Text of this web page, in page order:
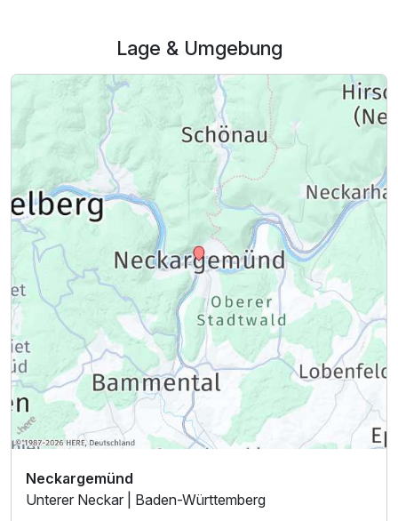
Lage & Umgebung
Neckargemünd
Unterer Neckar | Baden-Württemberg